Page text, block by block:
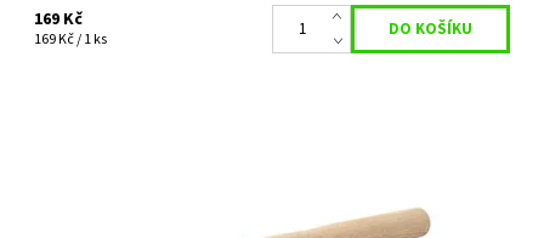
169 Kč
169 Kč / 1 ks